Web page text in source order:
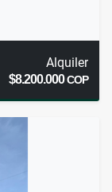
Alquiler
$8.200.000COP